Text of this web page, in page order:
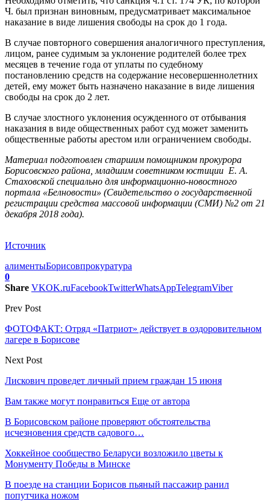
Ч. был признан виновным, предусматривает максимальное
наказание в виде лишения свободы на срок до 1 года.
В случае повторного совершения аналогичного преступления,
лицом, ранее судимым за уклонение родителей более трех
месяцев в течение года от уплаты по судебному
постановлению средств на содержание несовершеннолетних
детей, ему может быть назначено наказание в виде лишения
свободы на срок до 2 лет.
В случае злостного уклонения осужденного от отбывания
наказания в виде общественных работ суд может заменить
общественные работы арестом или ограничением свободы.
Материал подготовлен старшим помощником прокурора
Борисовского района, младшим советником юстиции Е. А.
Стаховской специально для информационно-новостного
портала «Белновости» (Свидетельство о государственной
регистрации средства массовой информации (СМИ) №2 от 21
декабря 2018 года).
Источник
алиментыБорисовпрокуратура
0
Share VKOK.ruFacebookTwitterWhatsAppTelegramViber
Prev Post
ФОТОФАКТ: Отряд «Патриот» действует в оздоровительном
лагере в Борисове
Next Post
Лискович проведет личный прием граждан 15 июня
Вам также могут понравиться Еще от автора
В Борисовском районе проверяют обстоятельства
исчезновения средств садового…
Хоккейное сообщество Беларуси возложило цветы к
Монументу Победы в Минске
В поезде на станции Борисов пьяный пассажир ранил
попутчика ножом